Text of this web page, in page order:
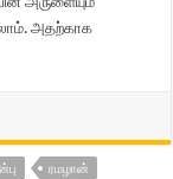
அதற்காக
ரமழான்